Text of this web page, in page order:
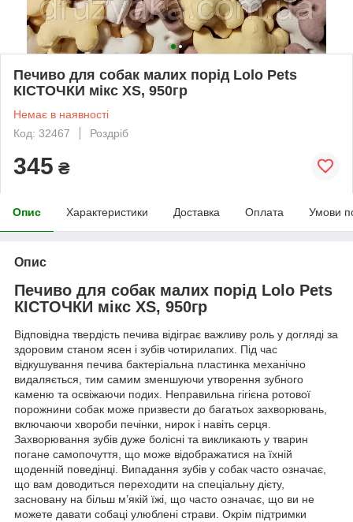
Печиво для собак малих порід Lolo Pets
КІСТОЧКИ мікс XS, 950гр
Немає в наявності
Код: 32467
Роздріб
345 ₴
Опис Характеристики Доставка Оплата Умови
Опис
Печиво для собак малих порід Lolo Pets
КІСТОЧКИ мікс XS, 950гр
Відповідна твердість печива відіграє важливу роль у догляді за
здоровим станом ясен і зубів чотирилапих. Під час
відкушування печива бактеріальна пластинка механічно
видаляється, тим самим зменшуючи утворення зубного
каменю та освіжаючи подих. Неправильна гігієна ротової
порожнини собак може призвести до багатьох захворювань,
включаючи хвороби печінки, нирок і навіть серця.
Захворювання зубів дуже болісні та викликають у тварин
погане самопочуття, що може відображатися на їхній
щоденній поведінці. Випадання зубів у собак часто означає,
що вам доводиться переходити на спеціальну дієту,
засновану на більш м’якій їжі, що часто означає, що ви не
можете давати собаці улюблені страви. Окрім підтримки